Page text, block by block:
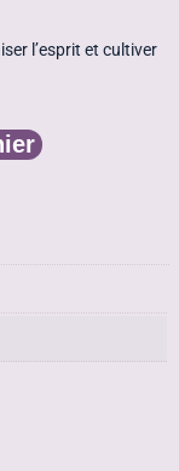
l’esprit et cultiver